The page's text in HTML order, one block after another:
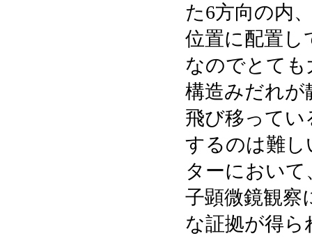
た6方向の内
位置に配置し
なのでとて
構造みだれが
飛び移ってい
するのは難し
ターにおい
子顕微鏡観察
な証拠が得ら